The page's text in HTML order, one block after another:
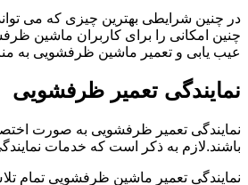
در چنین شرایطی بهترین چیزی که می
چنین امکانی را برای کاربران ماشین
عیب یابی و تعمیر ماشین ظرفشویی به
نمایندگی تعمیر ظرفشویی
نمایندگی تعمیر ظرفشویی به صورت
باشند.لازم به ذکر است که خدمات
نمایندگی تعمیر ماشین ظرفشویی